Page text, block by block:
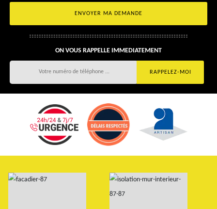
ON VOUS RAPPELLE IMMEDIATEMENT